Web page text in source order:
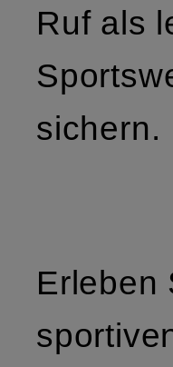
Ruf als
sichern.
Erleben